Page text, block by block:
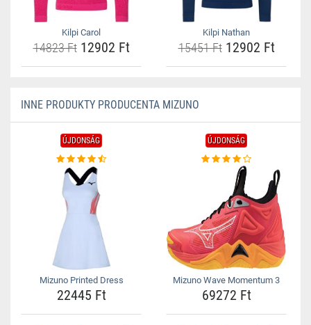
Kilpi Carol
14823 Ft12902 Ft
Kilpi Nathan
15451 Ft12902 Ft
INNE PRODUKTY PRODUCENTA MIZUNO
ÚJDONSÁG
Mizuno Printed Dress
22445 Ft
ÚJDONSÁG
Mizuno Wave Momentum 3
69272 Ft